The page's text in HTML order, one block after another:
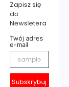
Zapisz się
do
Newsletera
Twój adres
e-mail
Subskrybuj